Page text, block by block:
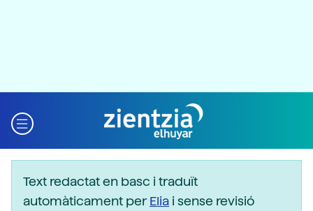
Text redactat en basc i traduït
automàticament perElia i sense revisió